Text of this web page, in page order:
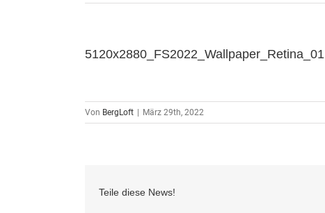
5120x2880_FS2022_Wallpaper_Retina_01
Von BergLoft | März 29th, 2022
Teile diese News!